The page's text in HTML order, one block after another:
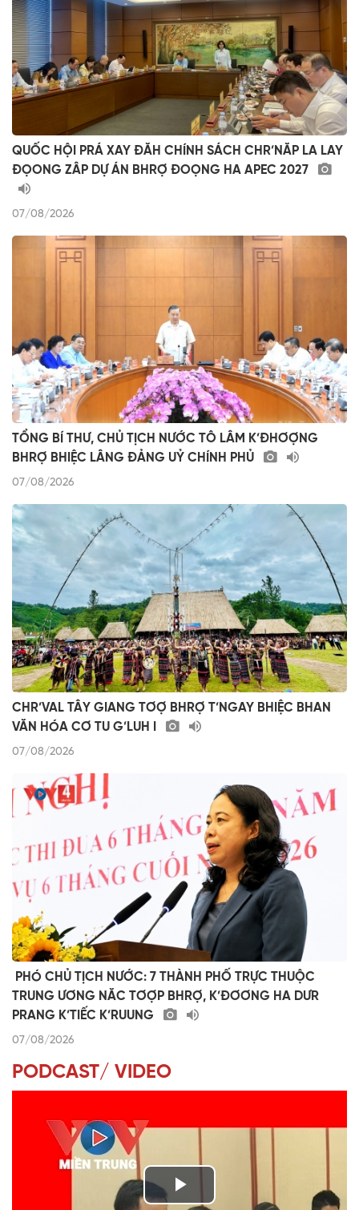
QUỐC HỘI PRÁ XAY ĐĂH CHÍNH SÁCH CHR’NĂP LA LAY
ĐỌONG ZÂP DỰ ÁN BHRỢ ĐOỌNG HA APEC 2027
07/08/2026
TỔNG BÍ THƯ, CHỦ TỊCH NƯỚC TÔ LÂM K’ĐHƠỢNG
BHRỢ BHIỆC LÂNG ĐẢNG UỶ CHÍNH PHỦ
07/08/2026
CHR’VAL TÂY GIANG TƠỢ BHRỢ T’NGAY BHIỆC BHAN
VĂN HÓA CƠ TU G’LUH I
07/08/2026
​ ​PHÓ CHỦ TỊCH NƯỚC: 7 THÀNH PHỐ TRỰC THUỘC
TRUNG ƯƠNG NĂC TƠỢP BHRỢ, K’ĐƠƠNG HA DƯR
PRANG K’TIẾC K’RUUNG
07/08/2026
PODCAST/ VIDEO
P